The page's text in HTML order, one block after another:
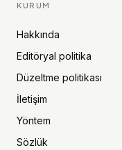
KURUM
Hakkında
Editöryal politika
Düzeltme politikası
İletişim
Yöntem
Sözlük